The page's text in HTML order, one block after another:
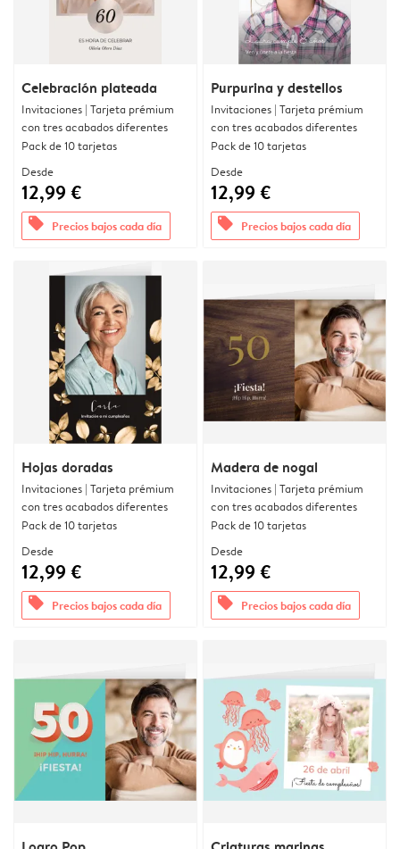
Celebración plateada
Invitaciones | Tarjeta prémium
con tres acabados diferentes
Pack de 10 tarjetas
Desde
12,99 €
offers Precios bajos cada día
Purpurina y destellos
Invitaciones | Tarjeta prémium
con tres acabados diferentes
Pack de 10 tarjetas
Desde
12,99 €
offers Precios bajos cada día
Hojas doradas
Invitaciones | Tarjeta prémium
con tres acabados diferentes
Pack de 10 tarjetas
Desde
12,99 €
offers Precios bajos cada día
Madera de nogal
Invitaciones | Tarjeta prémium
con tres acabados diferentes
Pack de 10 tarjetas
Desde
12,99 €
offers Precios bajos cada día